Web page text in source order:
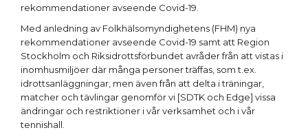
rekommendationer avseende Covid-19.
Med anledning av Folkhälsomyndighetens (FHM) nya
rekommendationer avseende Covid-19 samt att Region
Stockholm och Riksidrottsförbundet avråder från att vistas i
inomhusmiljöer där många personer träffas, som t.ex.
idrottsanläggningar, men även från att delta i träningar,
matcher och tävlingar genomför vi [SDTK och Edge] vissa
ändringar och restriktioner i vår verksamhet och i vår
tennishall.